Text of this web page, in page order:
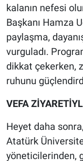
kalanın nefesi
Başkanı Hamza
paylaşma,
vurguladı.
dikkat çekerken,
ruhunu
VEFA
Heyet daha
Atatürk
yöneticilerinden,